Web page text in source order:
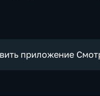
приложение